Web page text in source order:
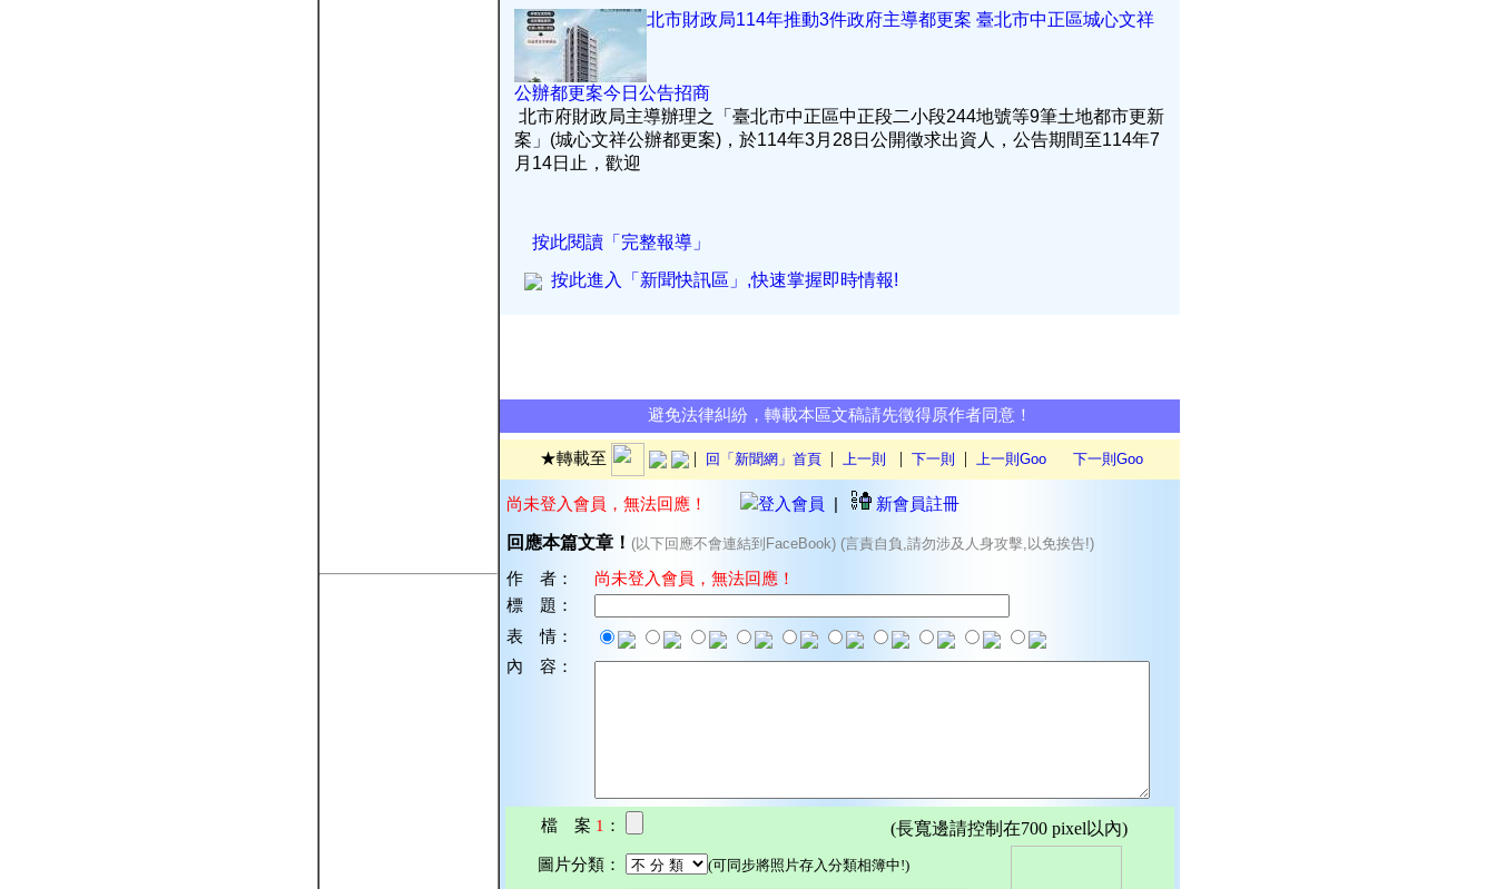
北市財政局114年推動3件政府主導都更案 臺北市中正區城心文祥
公辦都更案今日公告招商
北市府財政局主導辦理之「臺北市中正區中正段二小段244地號等9筆土地都市更新
案」(城心文祥公辦都更案)，於114年3月28日公開徵求出資人，公告期間至114年7
月14日止，歡迎
按此閱讀「完整報導」
按此進入「新聞快訊區」,快速掌握即時情報!
避免法律糾紛，轉載本區文稿請先徵得原作者同意！
★轉載至 | 回「新聞網」首頁 | 上一則 | 下一則 | 上一則Goo 下一則Goo
尚未登入會員，無法回應！ 登入會員 | 新會員註冊
回應本篇文章！ (以下回應不會連結到FaceBook) (言責自負,請勿涉及人身攻擊,以免挨告!)
作 者：
尚未登入會員，無法回應！
標 題：
表 情：
內 容：
檔 案 1 ： (長寬邊請控制在700 pixel以內)
圖片分類： (可同步將照片存入分類相簿中!)